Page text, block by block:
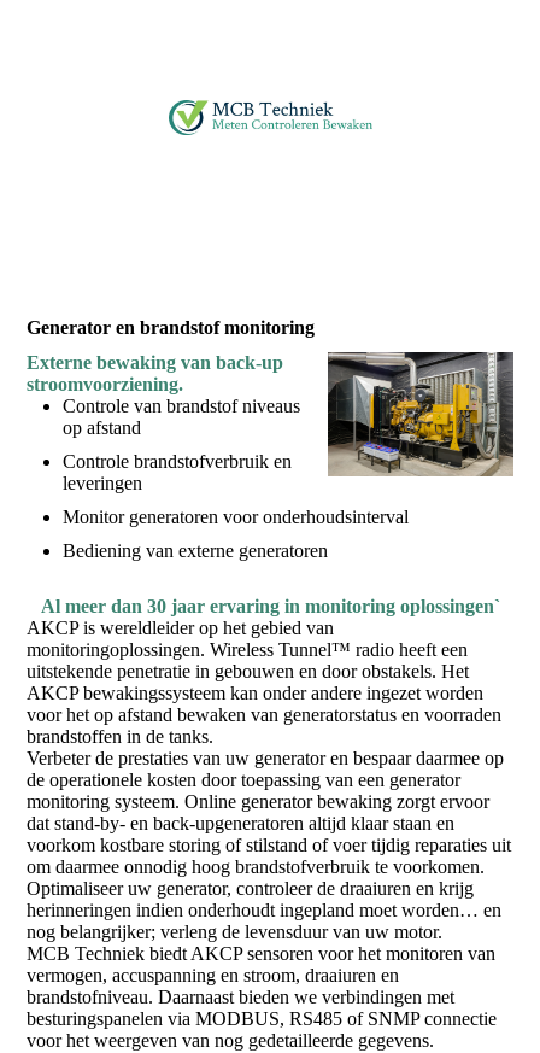
Generator en brandstof monitoring
Externe bewaking van back-up
stroomvoorziening.
Controle van brandstof niveaus
op afstand
Controle brandstofverbruik en
leveringen
Monitor generatoren voor onderhoudsinterval
Bediening van externe generatoren
Al meer dan 30 jaar ervaring in monitoring oplossingen`
AKCP is wereldleider op het gebied van
monitoringoplossingen. Wireless Tunnel™ radio heeft een
uitstekende penetratie in gebouwen en door obstakels. Het
AKCP bewakingssysteem kan onder andere ingezet worden
voor het op afstand bewaken van generatorstatus en voorraden
brandstoffen in de tanks.
Verbeter de prestaties van uw generator en bespaar daarmee op
de operationele kosten door toepassing van een generator
monitoring systeem. Online generator bewaking zorgt ervoor
dat stand-by- en back-upgeneratoren altijd klaar staan en
voorkom kostbare storing of stilstand of voer tijdig reparaties uit
om daarmee onnodig hoog brandstofverbruik te voorkomen.
Optimaliseer uw generator, controleer de draaiuren en krijg
herinneringen indien onderhoudt ingepland moet worden… en
nog belangrijker; verleng de levensduur van uw motor.
MCB Techniek biedt AKCP sensoren voor het monitoren van
vermogen, accuspanning en stroom, draaiuren en
brandstofniveau. Daarnaast bieden we verbindingen met
besturingspanelen via MODBUS, RS485 of SNMP connectie
voor het weergeven van nog gedetailleerde gegevens.